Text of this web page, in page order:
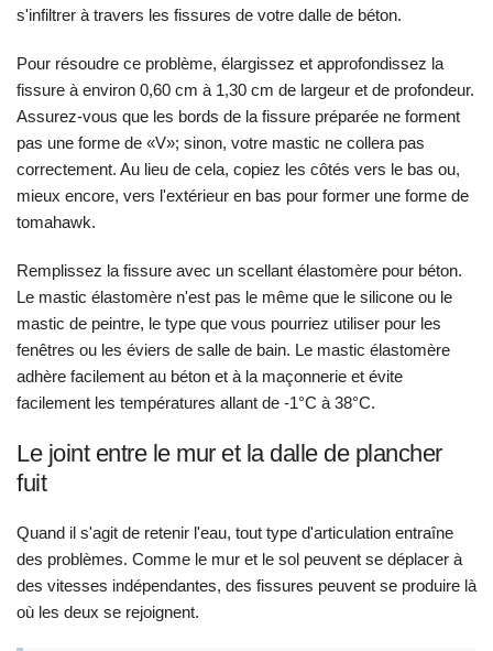
s'infiltrer à travers les fissures de votre dalle de béton.
Pour résoudre ce problème, élargissez et approfondissez la
fissure à environ 0,60 cm à 1,30 cm de largeur et de profondeur.
Assurez-vous que les bords de la fissure préparée ne forment
pas une forme de «V»; sinon, votre mastic ne collera pas
correctement. Au lieu de cela, copiez les côtés vers le bas ou,
mieux encore, vers l'extérieur en bas pour former une forme de
tomahawk.
Remplissez la fissure avec un scellant élastomère pour béton.
Le mastic élastomère n'est pas le même que le silicone ou le
mastic de peintre, le type que vous pourriez utiliser pour les
fenêtres ou les éviers de salle de bain. Le mastic élastomère
adhère facilement au béton et à la maçonnerie et évite
facilement les températures allant de -1°C à 38°C.
Le joint entre le mur et la dalle de plancher
fuit
Quand il s'agit de retenir l'eau, tout type d'articulation entraîne
des problèmes. Comme le mur et le sol peuvent se déplacer à
des vitesses indépendantes, des fissures peuvent se produire là
où les deux se rejoignent.